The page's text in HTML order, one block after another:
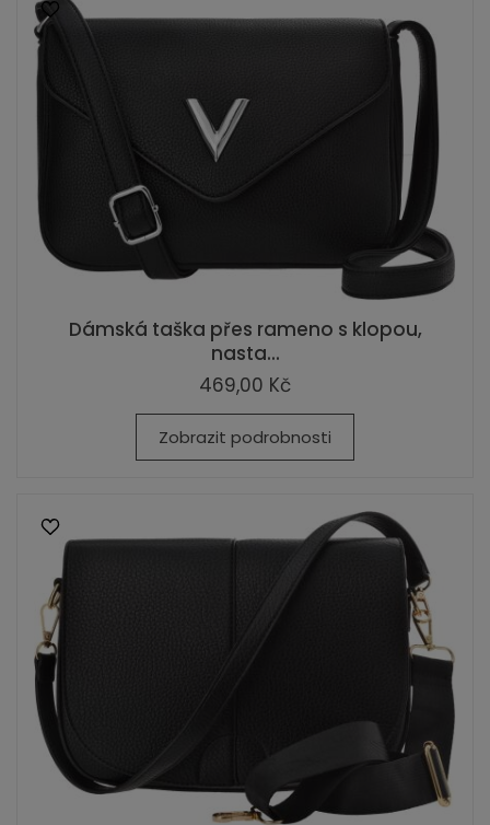
Dámská taška přes rameno s klopou,
nasta...
469,00 Kč
Zobrazit podrobnosti